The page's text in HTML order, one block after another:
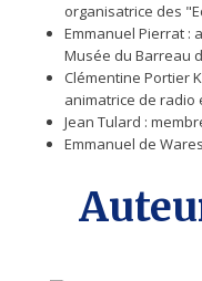
organisatrice des
Emmanuel Pierrat :
Musée du Barreau
Clémentine Portier
animatrice de radio
Jean Tulard :
Emmanuel de